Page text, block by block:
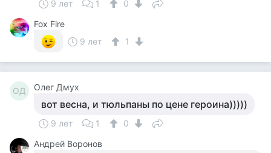
9 лет 1
0
Fox Fire
9 лет
1
ОД Олег Дмух
вот весна, и тюльпаны по цене героина)))))
9 лет 1
0
Андрей Воронов